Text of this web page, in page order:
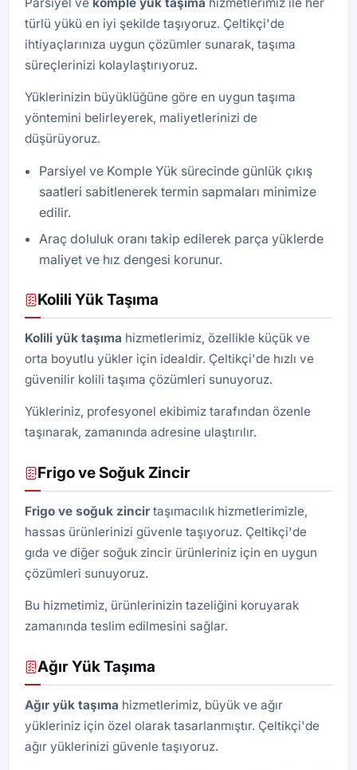
türlü yükü en iyi şekilde taşıyoruz. Çeltikçi'de
ihtiyaçlarınıza uygun çözümler sunarak, taşıma
süreçlerinizi kolaylaştırıyoruz.
Yüklerinizin büyüklüğüne göre en uygun taşıma
yöntemini belirleyerek, maliyetlerinizi de
düşürüyoruz.
Parsiyel ve Komple Yük sürecinde günlük çıkış
saatleri sabitlenerek termin sapmaları minimize
edilir.
Araç doluluk oranı takip edilerek parça yüklerde
maliyet ve hız dengesi korunur.
Kolili Yük Taşıma
Kolili yük taşıma hizmetlerimiz, özellikle küçük ve
orta boyutlu yükler için idealdir. Çeltikçi'de hızlı ve
güvenilir kolili taşıma çözümleri sunuyoruz.
Yükleriniz, profesyonel ekibimiz tarafından özenle
taşınarak, zamanında adresine ulaştırılır.
Frigo ve Soğuk Zincir
Frigo ve soğuk zincir taşımacılık hizmetlerimizle,
hassas ürünlerinizi güvenle taşıyoruz. Çeltikçi'de
gıda ve diğer soğuk zincir ürünleriniz için en uygun
çözümleri sunuyoruz.
Bu hizmetimiz, ürünlerinizin tazeliğini koruyarak
zamanında teslim edilmesini sağlar.
Ağır Yük Taşıma
Ağır yük taşıma hizmetlerimiz, büyük ve ağır
yükleriniz için özel olarak tasarlanmıştır. Çeltikçi'de
ağır yüklerinizi güvenle taşıyoruz.